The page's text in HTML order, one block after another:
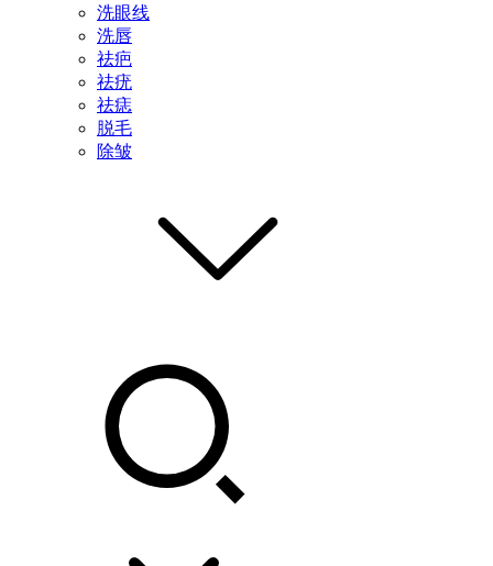
洗眼线
洗唇
祛疤
祛疣
祛痣
脱毛
除皱